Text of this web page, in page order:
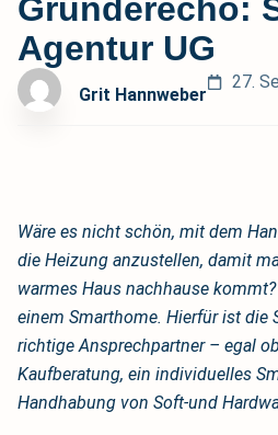
Gründerecho:
Agentur UG
Grit Hannweber
27.
Wäre es nicht schön, mit dem
die Heizung anzustellen, damit
warmes Haus nachhause
einem Smarthome. Hierfür ist die
richtige Ansprechpartner – egal
Kaufberatung, ein individuelles
Handhabung von Soft-und